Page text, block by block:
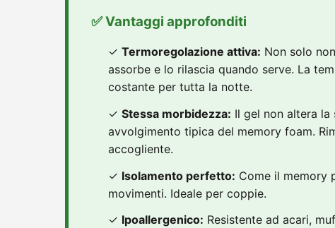
✅ Vantaggi approfonditi
✓ Termoregolazione attiva: Non solo
assorbe e lo rilascia quando serve. La
costante per tutta la notte.
✓ Stessa morbidezza: Il gel non altera la
avvolgimento tipica del memory foam.
accogliente.
✓ Isolamento perfetto: Come il memory
movimenti. Ideale per coppie.
✓ Ipoallergenico: Resistente ad acari,